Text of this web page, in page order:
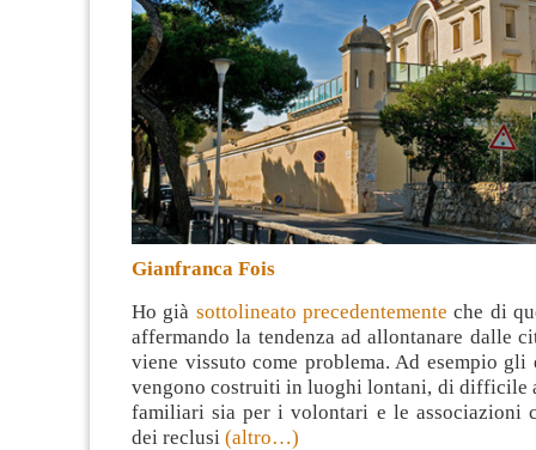
Gianfranca Fois
Ho già sottolineato precedentemente che di
affermando la tendenza ad allontanare dalle
viene vissuto come problema. Ad esempio
vengono costruiti in luoghi lontani, di difficile
familiari sia per i volontari e le associazioni
dei reclusi (altro…)